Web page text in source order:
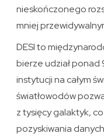
nieskończonego
mniej
DESI to
bierze udział
instytucji na całym
światłowodów
z tysięcy galaktyk,
pozyskiwania